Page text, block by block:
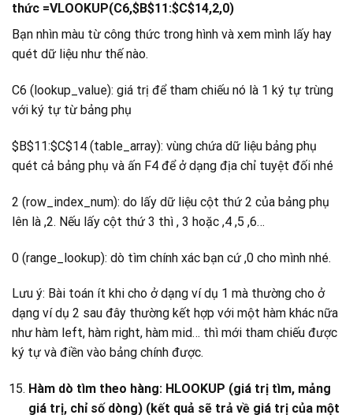
thức =VLOOKUP(C6,$B$11:$C$14,2,0)
Bạn nhìn màu từ công thức trong hình và xem mình lấy hay
quét dữ liệu như thế nào.
C6 (lookup_value): giá trị để tham chiếu nó là 1 ký tự trùng
với ký tự từ bảng phụ
$B$11:$C$14 (table_array): vùng chứa dữ liệu bảng phụ
quét cả bảng phụ và ấn F4 để ở dạng địa chỉ tuyệt đối nhé
2 (row_index_num): do lấy dữ liệu cột thứ 2 của bảng phụ
lên là ,2. Nếu lấy cột thứ 3 thì , 3 hoặc ,4 ,5 ,6…
0 (range_lookup): dò tìm chính xác bạn cứ ,0 cho mình nhé.
Lưu ý: Bài toán ít khi cho ở dạng ví dụ 1 mà thường cho ở
dạng ví dụ 2 sau đây thường kết hợp với một hàm khác nữa
như hàm left, hàm right, hàm mid… thì mới tham chiếu được
ký tự và điền vào bảng chính được.
Hàm dò tìm theo hàng: HLOOKUP (giá trị tìm, mảng
giá trị, chỉ số dòng) (kết quả sẽ trả về giá trị của một